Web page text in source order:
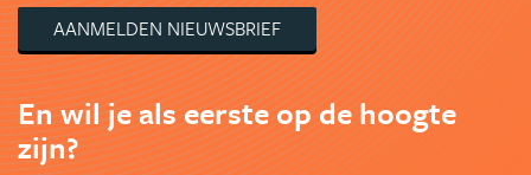
AANMELDEN NIEUWSBRIEF
En wil je als eerste op de hoogte
zijn?